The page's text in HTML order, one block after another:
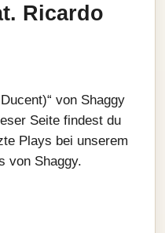
Ricardo
von Shaggy
Seite findest du
Plays bei unserem
von Shaggy.